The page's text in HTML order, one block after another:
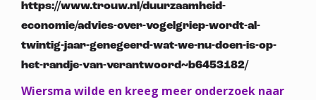
https://www.trouw.nl/duurzaamheid-
economie/advies-over-vogelgriep-wordt-al-
twintig-jaar-genegeerd-wat-we-nu-doen-is-op-
het-randje-van-verantwoord~b6453182/
Wiersma wilde en kreeg meer onderzoek naar